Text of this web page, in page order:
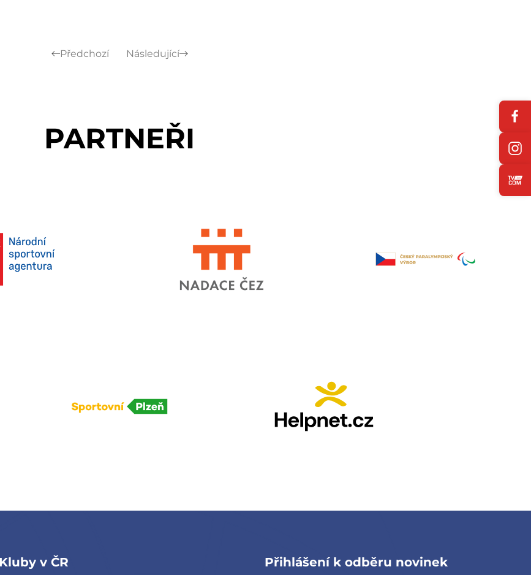
Předchozí Následující
PARTNEŘI
Kluby v ČR Přihlášení k odběru novinek